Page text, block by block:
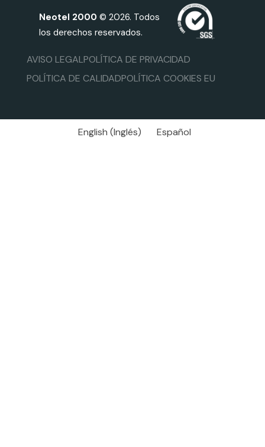
Neotel 2000 © 2026. Todos
los derechos reservados.
AVISO LEGALPOLÍTICA DE PRIVACIDAD
POLÍTICA DE CALIDADPOLÍTICA COOKIES EU
English (Inglés) Español